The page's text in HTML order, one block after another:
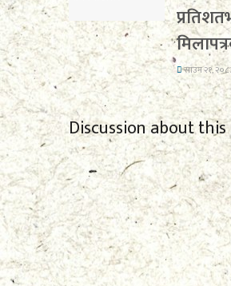
साउन २१,
Discussion about